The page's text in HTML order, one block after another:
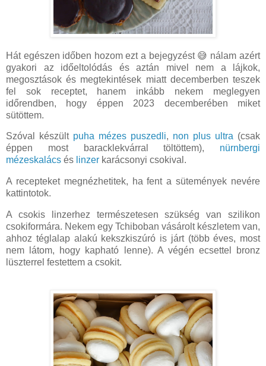
Hát egészen időben hozom ezt a bejegyzést 😅 nálam azért
gyakori az időeltolódás és aztán mivel nem a lájkok,
megosztások és megtekintések miatt decemberben teszek
fel sok receptet, hanem inkább nekem meglegyen
időrendben, hogy éppen 2023 decemberében miket
sütöttem.
Szóval készült puha mézes puszedli, non plus ultra (csak
éppen most baracklekvárral töltöttem), nürnbergi
mézeskalács és linzer karácsonyi csokival.
A recepteket megnézhetitek, ha fent a sütemények nevére
kattintotok.
A csokis linzerhez természetesen szükség van szilikon
csokiformára. Nekem egy Tchiboban vásárolt készletem van,
ahhoz téglalap alakú kekszkiszúró is járt (több éves, most
nem látom, hogy kapható lenne). A végén ecsettel bronz
lüszterrel festettem a csokit.